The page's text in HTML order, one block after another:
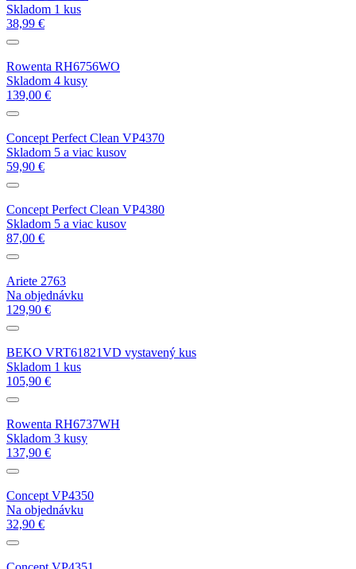
Skladom 1 kus
38,99 €
Rowenta RH6756WO
Skladom 4 kusy
139,00 €
Concept Perfect Clean VP4370
Skladom 5 a viac kusov
59,90 €
Concept Perfect Clean VP4380
Skladom 5 a viac kusov
87,00 €
Ariete 2763
Na objednávku
129,90 €
BEKO VRT61821VD vystavený kus
Skladom 1 kus
105,90 €
Rowenta RH6737WH
Skladom 3 kusy
137,90 €
Concept VP4350
Na objednávku
32,90 €